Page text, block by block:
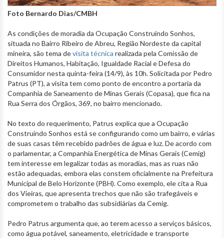
Foto Bernardo Dias/CMBH
As condições de moradia da Ocupação Construindo Sonhos,
situada no Bairro Ribeiro de Abreu, Região Nordeste da capital
mineira, são tema devisita técnica realizada pela Comissão de
Direitos Humanos, Habitação, Igualdade Racial e Defesa do
Consumidor nesta quinta-feira (14/9), às 10h. Solicitada por Pedro
Patrus (PT), a visita tem como ponto de encontro a portaria da
Companhia de Saneamento de Minas Gerais (Copasa), que fica na
Rua Serra dos Órgãos, 369, no bairro mencionado.
No texto do requerimento, Patrus explica que a Ocupação
Construindo Sonhos está se configurando como um bairro, e várias
de suas casas têm recebido padrões de água e luz. De acordo com
o parlamentar, a Companhia Energética de Minas Gerais (Cemig)
tem interesse em legalizar todas as moradias, mas as ruas não
estão adequadas, embora elas constem oficialmente na Prefeitura
Municipal de Belo Horizonte (PBH). Como exemplo, ele cita a Rua
dos Vieiras, que apresenta trechos que não são trafegáveis e
comprometem o trabalho das subsidiárias da Cemig.
Pedro Patrus argumenta que, ao terem acesso a serviços básicos,
como água potável, saneamento, eletricidade e transporte